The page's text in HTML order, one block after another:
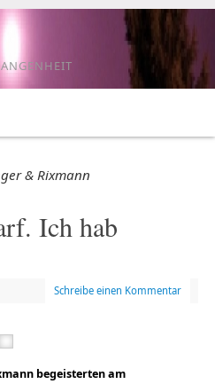
& Rixmann
Ich hab
Schreibe einen Kommentar
begeisterten am